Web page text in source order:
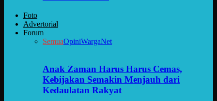
Foto
Advertorial
Forum
SemuaOpiniWargaNet
Anak Zaman Harus Harus Cemas,
Kebijakan Semakin Menjauh dari
Kedaulatan Rakyat